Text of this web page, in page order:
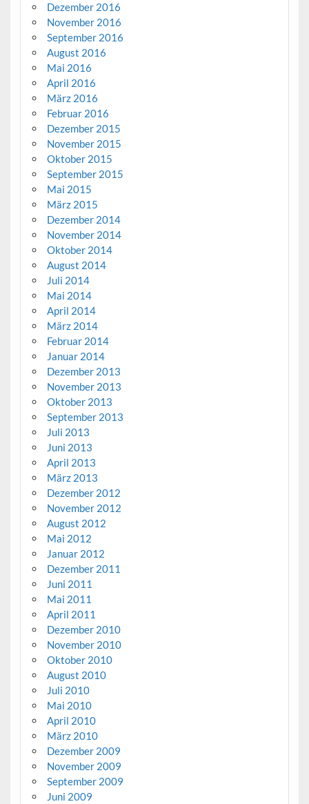
Dezember 2016
November 2016
September 2016
August 2016
Mai 2016
April 2016
März 2016
Februar 2016
Dezember 2015
November 2015
Oktober 2015
September 2015
Mai 2015
März 2015
Dezember 2014
November 2014
Oktober 2014
August 2014
Juli 2014
Mai 2014
April 2014
März 2014
Februar 2014
Januar 2014
Dezember 2013
November 2013
Oktober 2013
September 2013
Juli 2013
Juni 2013
April 2013
März 2013
Dezember 2012
November 2012
August 2012
Mai 2012
Januar 2012
Dezember 2011
Juni 2011
Mai 2011
April 2011
Dezember 2010
November 2010
Oktober 2010
August 2010
Juli 2010
Mai 2010
April 2010
März 2010
Dezember 2009
November 2009
September 2009
Juni 2009